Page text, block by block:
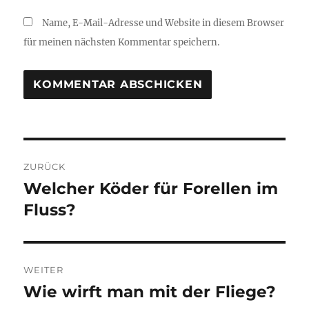
Name, E-Mail-Adresse und Website in diesem Browser
für meinen nächsten Kommentar speichern.
ZURÜCK
Vorheriger
Beitrag:
Welcher Köder für Forellen im
Fluss?
WEITER
Nächster
Wie wirft man mit der Fliege?